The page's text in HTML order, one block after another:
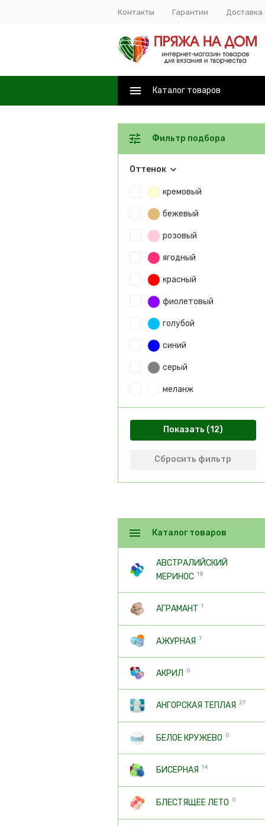
Контакты Гарантии Доставка
Каталог товаров
Фильтр подбора
Оттенок
кремовый
бежевый
розовый
ягодный
красный
фиолетовый
голубой
синий
серый
меланж
Показать
Сбросить фильтр
Каталог товаров
АВСТРАЛИЙСКИЙ
МЕРИНОС 18
АГРАМАНТ 1
АЖУРНАЯ 7
АКРИЛ 0
АНГОРСКАЯ ТЕПЛАЯ 27
БЕЛОЕ КРУЖЕВО 0
БИСЕРНАЯ 14
БЛЕСТЯЩЕЕ ЛЕТО 0